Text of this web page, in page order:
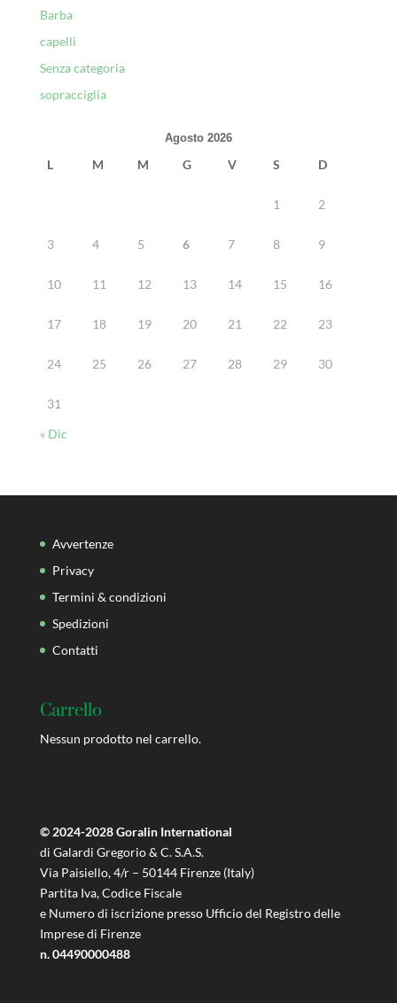
Barba
capelli
Senza categoria
sopracciglia
Agosto 2026
L M M G V S D
1 2
3 4 5 6 7 8 9
10 11 12 13 14 15 16
17 18 19 20 21 22 23
24 25 26 27 28 29 30
31
« Dic
Avvertenze
Privacy
Termini & condizioni
Spedizioni
Contatti
Carrello
Nessun prodotto nel carrello.
© 2024-2028 Goralin International
di Galardi Gregorio & C. S.A.S.
Via Paisiello, 4/r – 50144 Firenze (Italy)
Partita Iva, Codice Fiscale
e Numero di iscrizione presso Ufficio del Registro delle
Imprese di Firenze
n. 04490000488